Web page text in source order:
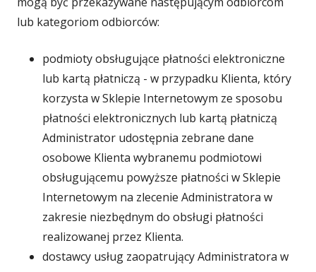
lub kategoriom odbiorców:
podmioty obsługujące płatności elektroniczne
lub kartą płatniczą - w przypadku Klienta, który
korzysta w Sklepie Internetowym ze sposobu
płatności elektronicznych lub kartą płatniczą
Administrator udostępnia zebrane dane
osobowe Klienta wybranemu podmiotowi
obsługującemu powyższe płatności w Sklepie
Internetowym na zlecenie Administratora w
zakresie niezbędnym do obsługi płatności
realizowanej przez Klienta.
dostawcy usług zaopatrujący Administratora w